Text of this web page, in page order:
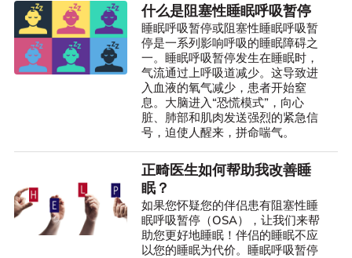
什么是阻塞性睡眠呼吸暂停
睡眠呼吸暂停或阻塞性睡眠呼吸暂
停是一系列影响呼吸的睡眠障碍之
一。睡眠呼吸暂停发生在睡眠时，
气流通过上呼吸道减少。这导致进
入血液的氧气减少，患者开始窒
息。大脑进入“恐慌模式”，向心
脏、肺部和肌肉发送强烈的紧急信
号，迫使人醒来，拼命喘气。
正畸医生如何帮助我改善睡
眠？
如果您怀疑您的伴侣患有阻塞性睡
眠呼吸暂停（OSA），让我们来帮
助您更好地睡眠！伴侣的睡眠不应
以您的睡眠为代价。睡眠呼吸暂停